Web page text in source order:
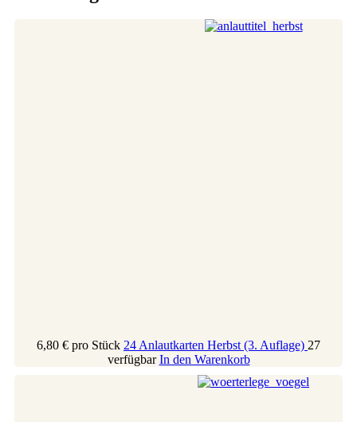
6,80 € pro Stück 24 Anlautkarten Herbst (3. Auflage) 27
verfügbar In den Warenkorb